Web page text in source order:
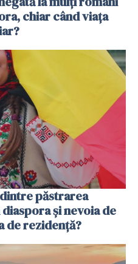
chiar când viața
păstrarea
și nevoia de
de rezidență?